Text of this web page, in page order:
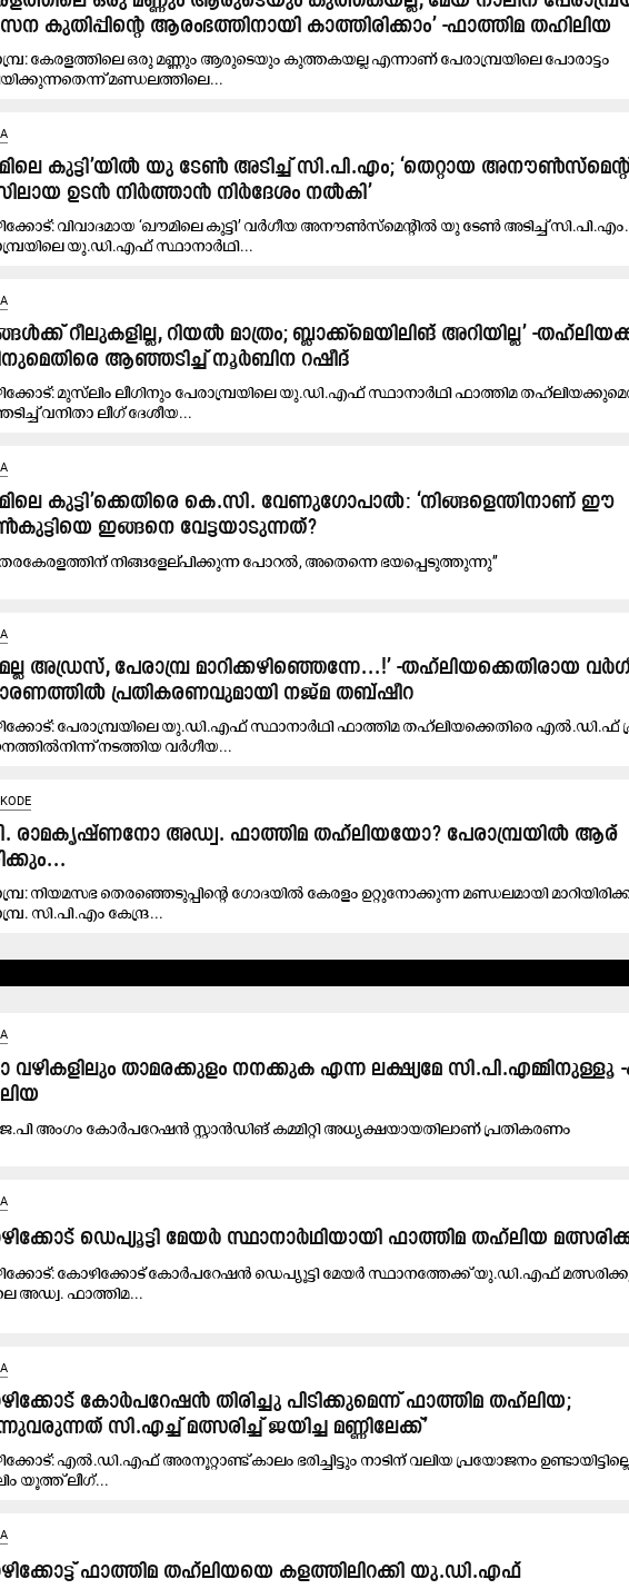
കുതിപ്പിന്റെ ആരംഭത്തിനായി കാത്തിരിക്കാം’ -ഫാത്തിമ തഹിലിയ
കേരളത്തിലെ ഒരു മണ്ണും ആരുടെയും കുത്തകയല്ല എന്നാണ് പേരാമ്പ്രയിലെ പോരാട്ടം
മണ്ഡലത്തിലെ...
കുട്ടി’യിൽ യു ടേൺ അടിച്ച് സി.പി.എം; ‘തെറ്റായ അനൗണ്‍സ്മെന്‍റ്
ഉടന്‍ നിര്‍ത്താൻ നിര്‍ദേശം നല്‍കി’
വിവാദമായ ‘ഖൗമിലെ കുട്ടി’ വർഗീയ അനൗൺസ്മെന്റിൽ യു ടേൺ അടിച്ച് സി.പി.എം.
യു.ഡി.എഫ് സ്ഥാനാർഥി...
റീലുകളില്ല, റിയൽ മാത്രം; ബ്ലാക്ക്മെയിലിങ് അറിയില്ല’ -
ആഞ്ഞടിച്ച് നൂർബിന റഷീദ്
മുസ്‍ലിം ലീഗിനും പേരാമ്പ്രയിലെ യു.ഡി.എഫ് സ്ഥാനാർഥി ഫാത്തിമ
വനിതാ ലീഗ് ദേശീയ...
കുട്ടി’ക്കെതിരെ കെ.സി. വേണുഗോപാൽ: ‘നിങ്ങളെന്തിനാണ് ഈ
ഇങ്ങനെ വേട്ടയാടുന്നത്?
നിങ്ങളേല്പിക്കുന്ന പോറല്‍, അതെന്നെ ഭയപ്പെടുത്തുന്നു’’
അഡ്രസ്‌, പേരാമ്പ്ര മാറിക്കഴിഞ്ഞെന്നേ...!’ -തഹ്‍ലിയക്കെതിരായ
പ്രതികരണവുമായി നജ്മ തബ്ഷീറ
പേരാമ്പ്രയിലെ യു.ഡി.എഫ് സ്ഥാനാർഥി ഫാത്തിമ തഹ്‍ലിയക്കെതിരെ എൽ.ഡി.ഫ്
നടത്തിയ വർഗീയ...
രാമകൃഷ്ണനോ അഡ്വ. ഫാത്തിമ തഹ്‍ലിയയോ? പേരാമ്പ്രയിൽ ആര്
നിയമസഭ തെരഞ്ഞെടുപ്പിന്റെ ഗോദയിൽ കേരളം ഉറ്റുനോക്കുന്ന മണ്ഡലമായി
സി.പി.എം കേന്ദ്ര...
വഴികളിലും താമരക്കുളം നനക്കുക എന്ന ലക്ഷ്യമേ സി.പി.എമ്മിനുള്ളൂ
അംഗം കോർപറേഷൻ സ്റ്റാൻഡിങ് കമ്മിറ്റി അധ്യക്ഷയായതിലാണ് പ്രതികരണം
ഡെപ്യൂട്ടി മേയർ സ്ഥാനാർഥിയായി ഫാത്തിമ തഹ്‌ലിയ
കോഴിക്കോട് കോർപറേഷൻ ഡെപ്യൂട്ടി മേയർ സ്ഥാനത്തേക്ക് യു.ഡി.എഫ്
അഡ്വ. ഫാത്തിമ...
കോർപറേഷൻ തിരിച്ചു പിടിക്കുമെന്ന് ഫാത്തിമ തഹ്‌ലിയ;
സി.എച്ച് മത്സരിച്ച് ജയിച്ച മണ്ണിലേക്ക്’
എൽ.ഡി.എഫ് അരനൂറ്റാണ്ട് കാലം ഭരിച്ചിട്ടും നാടിന് വലിയ പ്രയോജനം
യൂത്ത് ലീഗ്...
ഫാത്തിമ തഹ്‌ലിയയെ കളത്തിലിറക്കി യു.ഡി.എഫ്